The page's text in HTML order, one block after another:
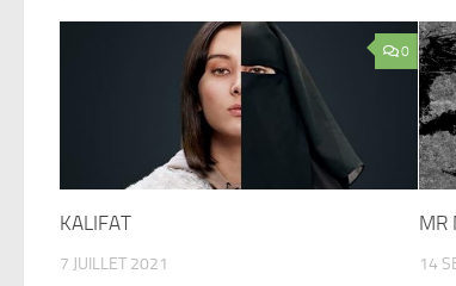
0
KALIFAT
7 JUILLET 2021
MR
14